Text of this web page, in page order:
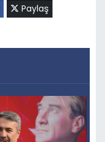
Paylaş